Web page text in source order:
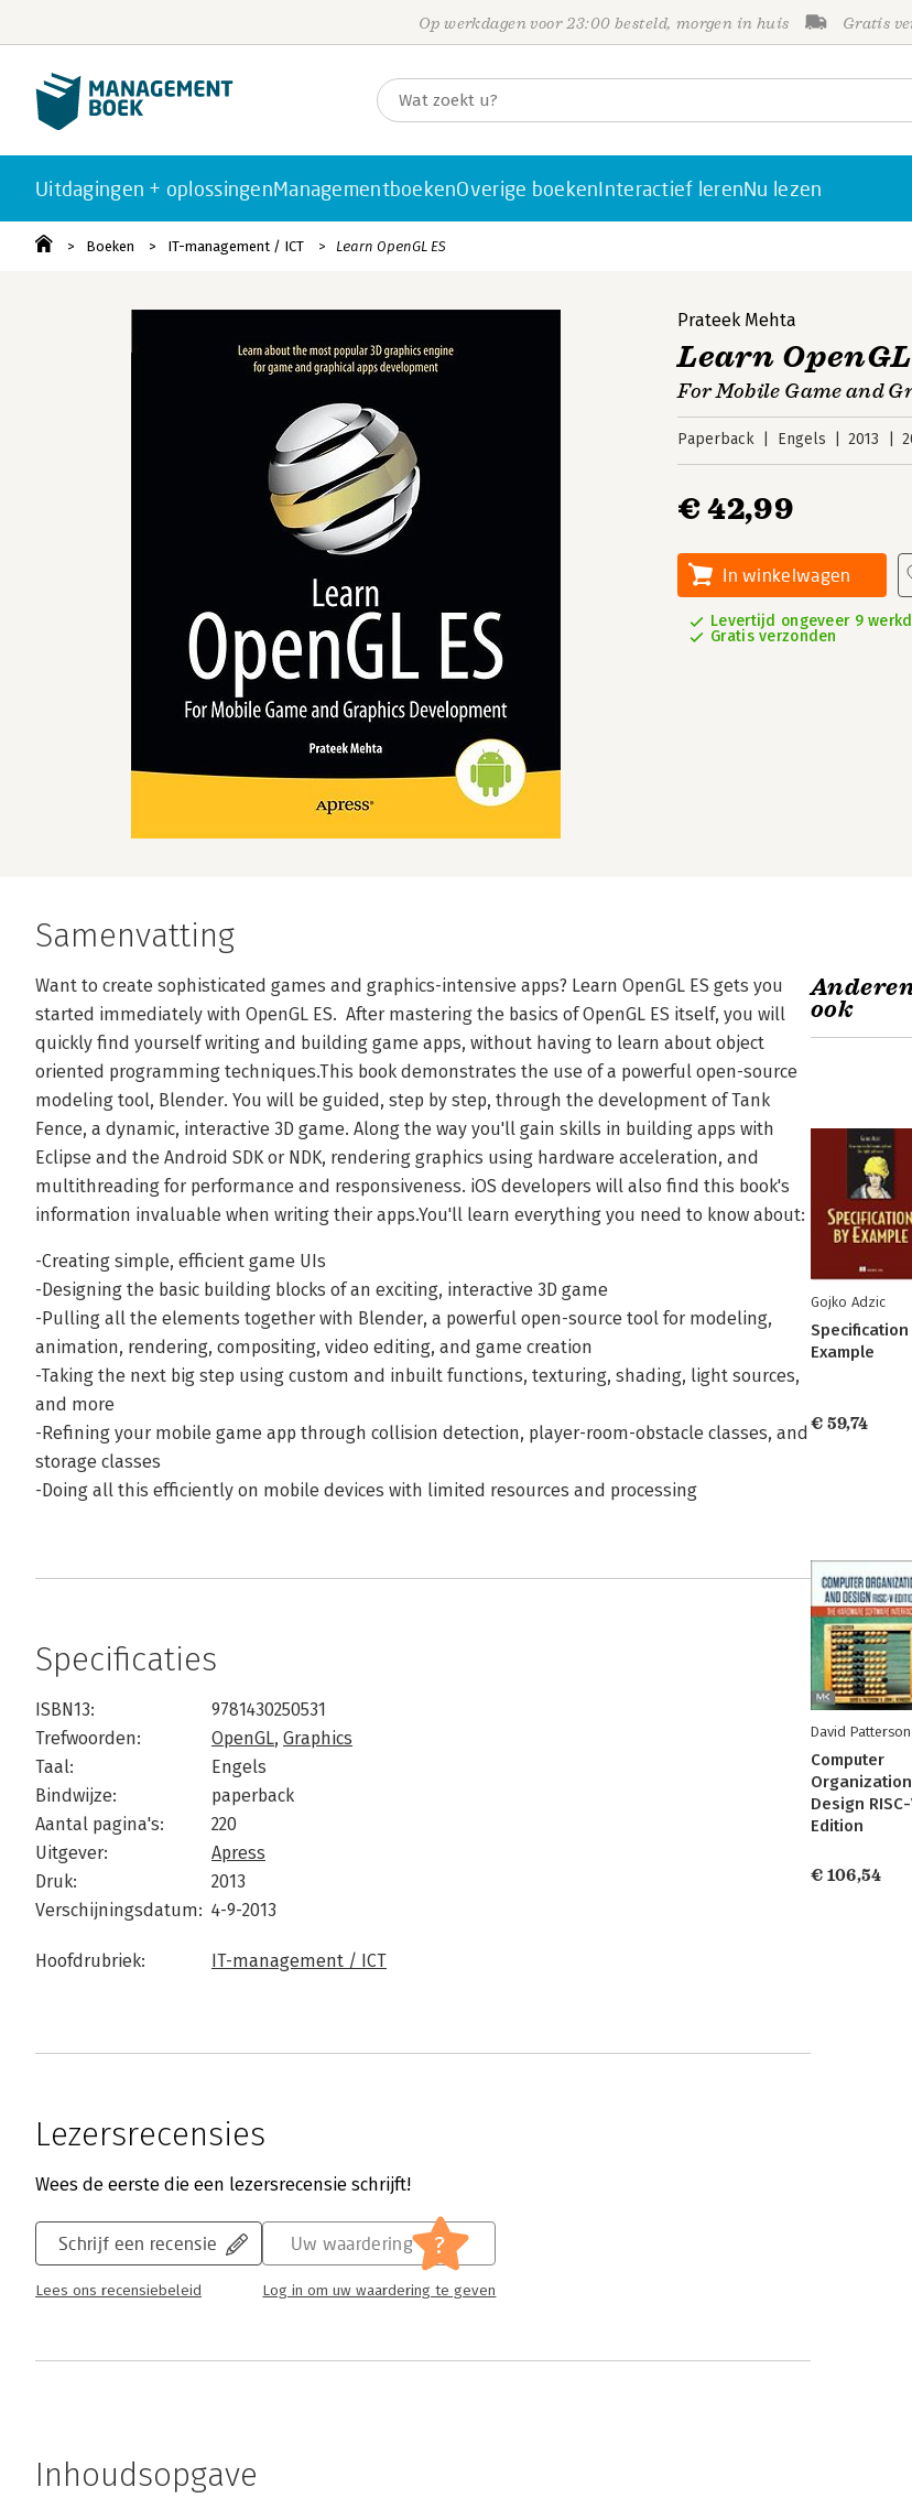
Op werkdagen voor 23:00 besteld, morgen in huis Gratis
Uitdagingen + oplossingenManagementboekenOverige boekenInteractief lerenNu lezen
Boeken IT-management / ICT Learn OpenGL ES
Prateek Mehta
Learn OpenGL
For Mobile Game and
Paperback Engels 2013
€ 42,99
In winkelwagen
Levertijd ongeveer 9
Gratis verzonden
Samenvatting
Want to create sophisticated games and graphics-intensive apps? Learn OpenGL ES gets you
started immediately with OpenGL ES. After mastering the basics of OpenGL ES itself, you will
quickly find yourself writing and building game apps, without having to learn about object
oriented programming techniques.This book demonstrates the use of a powerful open-source
modeling tool, Blender. You will be guided, step by step, through the development of Tank
Fence, a dynamic, interactive 3D game. Along the way you'll gain skills in building apps with
Eclipse and the Android SDK or NDK, rendering graphics using hardware acceleration, and
multithreading for performance and responsiveness. iOS developers will also find this book's
information invaluable when writing their apps.You'll learn everything you need to know about:
-Creating simple, efficient game UIs
-Designing the basic building blocks of an exciting, interactive 3D game
-Pulling all the elements together with Blender, a powerful open-source tool for modeling,
animation, rendering, compositing, video editing, and game creation
-Taking the next big step using custom and inbuilt functions, texturing, shading, light sources,
and more
-Refining your mobile game app through collision detection, player-room-obstacle classes, and
storage classes
-Doing all this efficiently on mobile devices with limited resources and processing
Specificaties
ISBN13:
9781430250531
Trefwoorden:
OpenGL, Graphics
Taal:
Engels
Bindwijze:
paperback
Aantal pagina's:
220
Uitgever:
Apress
Druk:
2013
Verschijningsdatum: 4-9-2013
Hoofdrubriek: IT-management / ICT
Lezersrecensies
Wees de eerste die een lezersrecensie schrijft!
Schrijf een recensie
Lees ons recensiebeleid
Uw waardering ?
Log in om uw waardering te geven
Inhoudsopgave
ook
Gojko Adzic
Example
€ 59,74
David Patterson
Computer
Design
Edition
€ 106,54